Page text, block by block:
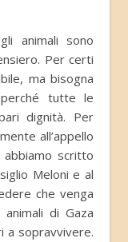
animali sono
Per certi
ma bisogna
tutte le
dignità. Per
all’appello
scritto
Meloni e al
che venga
di Gaza
a sopravvivere.